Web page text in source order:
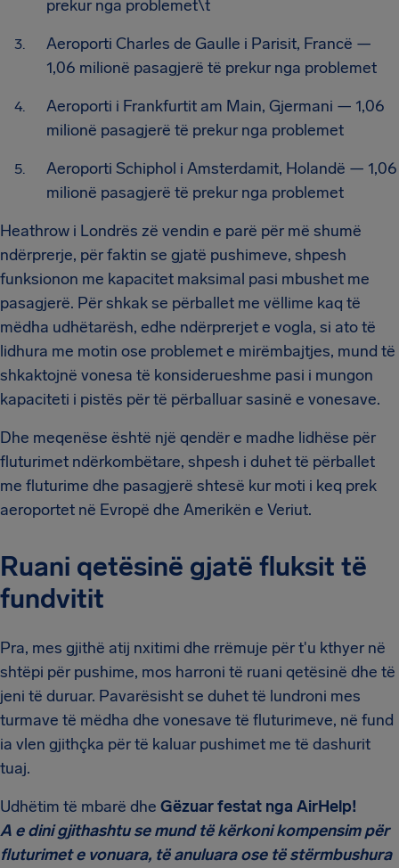
prekur nga problemet\t
Aeroporti Charles de Gaulle i Parisit, Francë —
1,06 milionë pasagjerë të prekur nga problemet
Aeroporti i Frankfurtit am Main, Gjermani — 1,06
milionë pasagjerë të prekur nga problemet
Aeroporti Schiphol i Amsterdamit, Holandë — 1,06
milionë pasagjerë të prekur nga problemet
Heathrow i Londrës zë vendin e parë për më shumë
ndërprerje, për faktin se gjatë pushimeve, shpesh
funksionon me kapacitet maksimal pasi mbushet me
pasagjerë. Për shkak se përballet me vëllime kaq të
mëdha udhëtarësh, edhe ndërprerjet e vogla, si ato të
lidhura me motin ose problemet e mirëmbajtjes, mund të
shkaktojnë vonesa të konsiderueshme pasi i mungon
kapaciteti i pistës për të përballuar sasinë e vonesave.
Dhe meqenëse është një qendër e madhe lidhëse për
fluturimet ndërkombëtare, shpesh i duhet të përballet
me fluturime dhe pasagjerë shtesë kur moti i keq prek
aeroportet në Evropë dhe Amerikën e Veriut.
Ruani qetësinë gjatë fluksit të
fundvitit
Pra, mes gjithë atij nxitimi dhe rrëmuje për t'u kthyer në
shtëpi për pushime, mos harroni të ruani qetësinë dhe të
jeni të duruar. Pavarësisht se duhet të lundroni mes
turmave të mëdha dhe vonesave të fluturimeve, në fund
ia vlen gjithçka për të kaluar pushimet me të dashurit
tuaj.
Udhëtim të mbarë dhe Gëzuar festat nga AirHelp!
A e dini gjithashtu se mund të kërkoni kompensim për
fluturimet e vonuara, të anuluara ose të stërmbushura